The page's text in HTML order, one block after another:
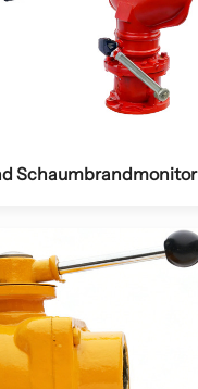
Schaumbrandmonitor